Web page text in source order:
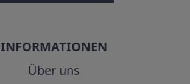
INFORMATIONEN
Über uns